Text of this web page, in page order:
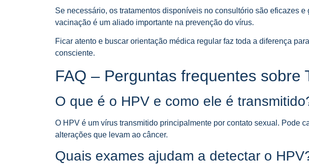
Se necessário, os tratamentos disponíveis no consultório são eficazes e
vacinação é um aliado importante na prevenção do vírus.
Ficar atento e buscar orientação médica regular faz toda a diferença
consciente.
FAQ – Perguntas frequentes sobre
O que é o HPV e como ele é
O HPV é um vírus transmitido principalmente por contato sexual. Pode
alterações que levam ao câncer.
Quais exames ajudam a detectar o